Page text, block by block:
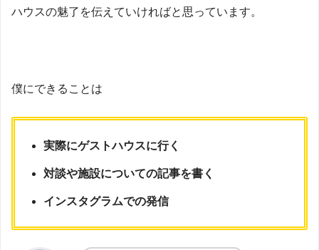
ハウスの魅了を伝えていければと思っています。
僕にできることは
実際にゲストハウスに行く
対談や施設についての記事を書く
インスタグラムでの発信